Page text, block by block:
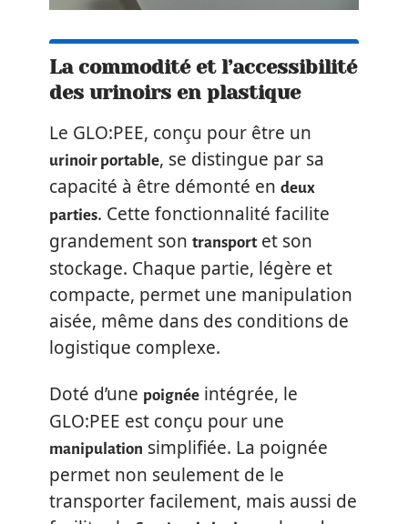
La commodité et l’accessibilité
des urinoirs en plastique
Le GLO:PEE, conçu pour être un
urinoir portable, se distingue par sa
capacité à être démonté en deux
parties. Cette fonctionnalité facilite
grandement son transportet son
stockage. Chaque partie, légère et
compacte, permet une manipulation
aisée, même dans des conditions de
logistique complexe.
Doté d’une poignée intégrée, le
GLO:PEE est conçu pour une
manipulation simplifiée. La poignée
permet non seulement de le
transporter facilement, mais aussi de